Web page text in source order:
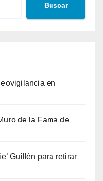
Buscar
en
de la Fama de
Guillén para retirar